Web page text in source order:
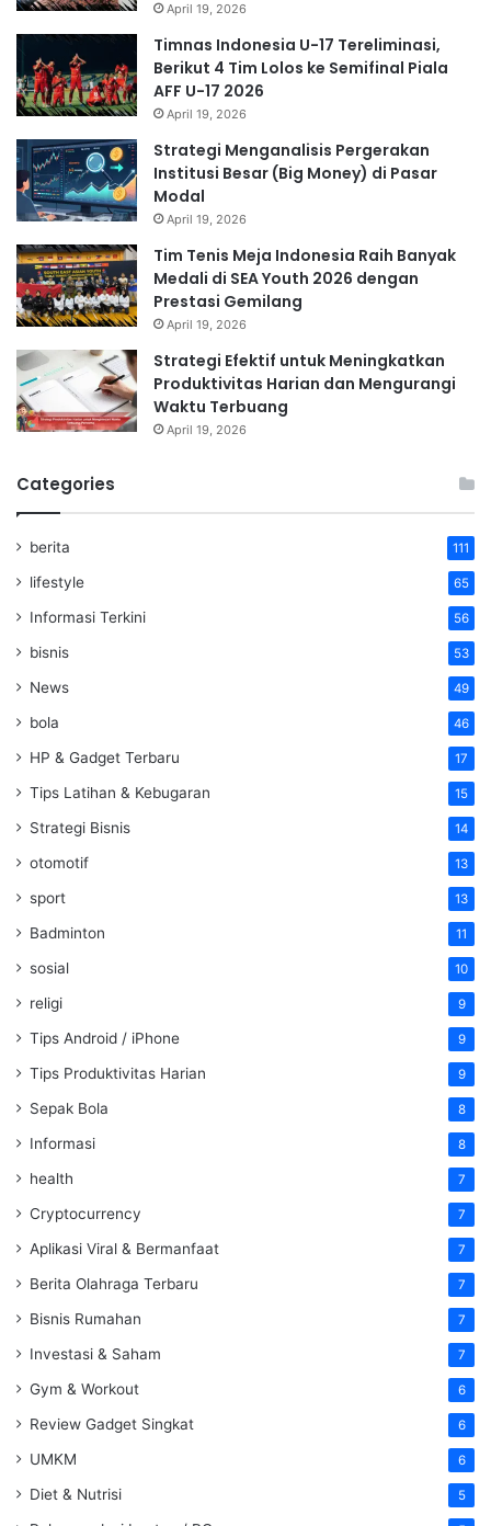
April 19, 2026
Timnas Indonesia U-17 Tereliminasi,
Berikut 4 Tim Lolos ke Semifinal Piala
AFF U-17 2026
April 19, 2026
Strategi Menganalisis Pergerakan
Institusi Besar (Big Money) di Pasar
Modal
April 19, 2026
Tim Tenis Meja Indonesia Raih Banyak
Medali di SEA Youth 2026 dengan
Prestasi Gemilang
April 19, 2026
Strategi Efektif untuk Meningkatkan
Produktivitas Harian dan Mengurangi
Waktu Terbuang
April 19, 2026
Categories
berita 111
lifestyle 65
Informasi Terkini 56
bisnis 53
News 49
bola 46
HP & Gadget Terbaru 17
Tips Latihan & Kebugaran 15
Strategi Bisnis 14
otomotif 13
sport 13
Badminton 11
sosial 10
religi 9
Tips Android / iPhone 9
Tips Produktivitas Harian 9
Sepak Bola 8
Informasi 8
health 7
Cryptocurrency 7
Aplikasi Viral & Bermanfaat 7
Berita Olahraga Terbaru 7
Bisnis Rumahan 7
Investasi & Saham 7
Gym & Workout 6
Review Gadget Singkat 6
UMKM 6
Diet & Nutrisi 5